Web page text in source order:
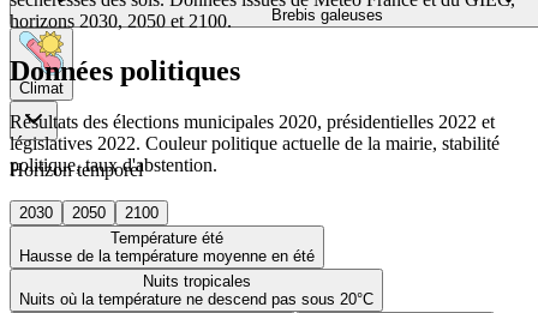
Brebis galeuses
Climat
Horizon temporel
2030 2050
2100
Température été
Hausse de la température moyenne en été
Nuits tropicales
Nuits où la température ne descend pas sous 20°C
horizons 2030, 2050 et 2100.
Données politiques
Résultats des élections municipales 2020, présidentielles 2022 et
législatives 2022. Couleur politique actuelle de la mairie, stabilité
politique, taux d'abstention.